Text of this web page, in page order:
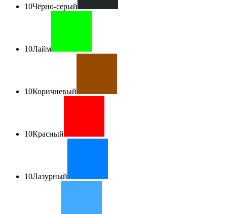
10Чёрно-серый
10Лайм
10Коричневый
10Красный
10Лазурный